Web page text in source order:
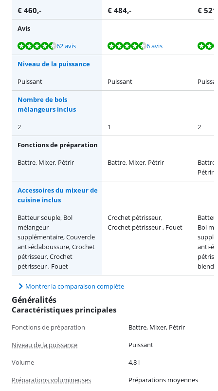
€ 460,- € 484,- € 521
Avis
La note est de 9,4 sur 10, basée sur 62 avis.
62 avis
La note est de 9,3 sur 10, basée sur 6 avis. 6 avis
La note est de 9,2 sur 10, basée sur 36 avis.
La note est de 9,4 sur 10, basée sur 26 avis.
La note est de 9,3 sur 10, basée sur 6 avis.
Niveau de la puissance
Puissant
Puissant
Nombre de bols
mélangeurs inclus
2
1 2
Fonctions de préparation
Battre, Mixer, Pétrir
Battre, Mixer, Pétrir
Pétrir
Accessoires du mixeur de
cuisine inclus
Batteur souple, Bol
mélangeur
supplémentaire, Couvercle
anti-éclaboussure, Crochet
pétrisseur, Crochet
pétrisseur , Fouet
Crochet pétrisseur,
Crochet pétrisseur , Fouet
Bol
anti-
Montrer la comparaison complète
Généralités
Caractéristiques principales
Fonctions de préparation
Battre, Mixer, Pétrir
Niveau de la puissance
Puissant
Volume
4,8 l
Préparations volumineuses
Préparations moyennes